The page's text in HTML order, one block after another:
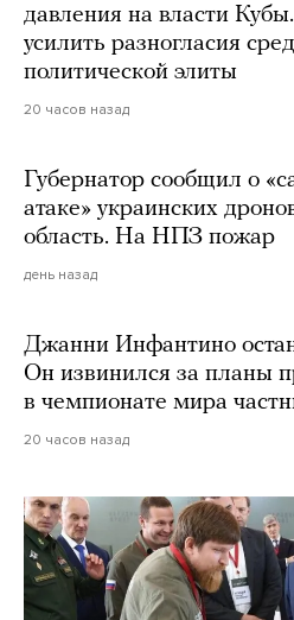
давления на власти
усилить разногласия
политической элиты
20 часов назад
Губернатор сообщил о
атаке» украинских
область. На НПЗ пожар
день назад
Джанни Инфантино
Он извинился за планы
в чемпионате мира
20 часов назад